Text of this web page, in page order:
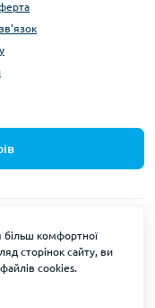
більш комфортної
сторінок сайту, ви
cookies.